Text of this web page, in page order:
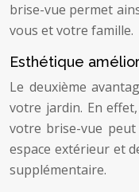
brise-vue permet
vous et votre famille.
Esthétique
Le deuxième
votre jardin. En
votre brise-vue
espace extérieur et
supplémentaire.